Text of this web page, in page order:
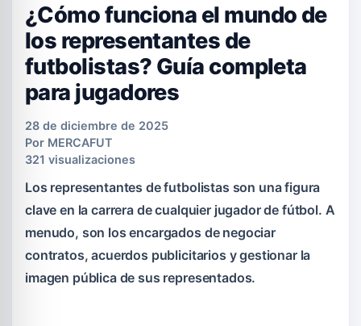
¿Cómo funciona el mundo de
los representantes de
futbolistas? Guía completa
para jugadores
28 de diciembre de 2025
Por MERCAFUT
321 visualizaciones
Los representantes de futbolistas son una figura
clave en la carrera de cualquier jugador de fútbol. A
menudo, son los encargados de negociar
contratos, acuerdos publicitarios y gestionar la
imagen pública de sus representados.